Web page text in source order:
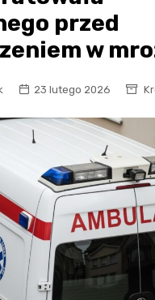
przed
w
23 lutego 2026